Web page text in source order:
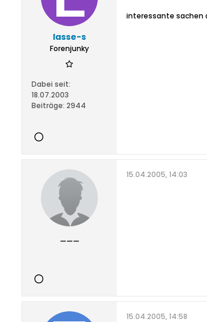
lasse-s
Forenjunky
Dabei seit:
18.07.2003
Beiträge: 2944
interessante sachen
15.04.2005, 14:03
15.04.2005, 14:58